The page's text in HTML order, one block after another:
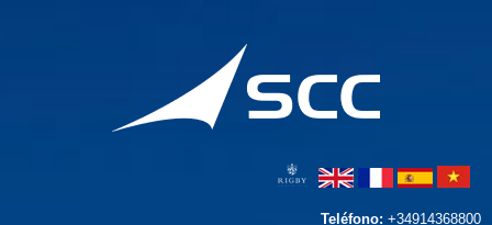
Teléfono: +34914368800